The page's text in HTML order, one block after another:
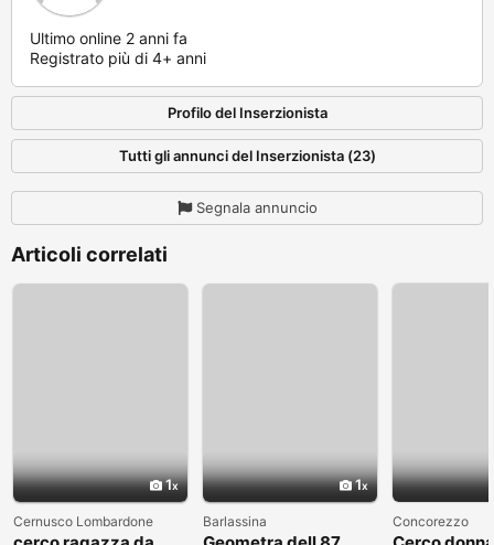
Ultimo online 2 anni fa
Registrato più di 4+ anni
Profilo del Inserzionista
Tutti gli annunci del Inserzionista (23)
Segnala annuncio
Articoli correlati
1
Cernusco Lombardone
1
Barlassina Concorezzo